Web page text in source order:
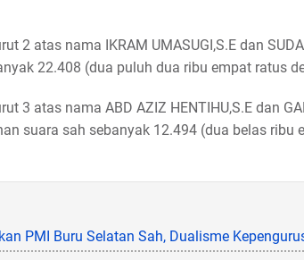
2 atas nama IKRAM UMASUGI,S.E dan
22.408 (dua puluh dua ribu empat ratus
3 atas nama ABD AZIZ HENTIHU,S.E dan
suara sah sebanyak 12.494 (dua belas ribu
PMI Buru Selatan Sah, Dualisme